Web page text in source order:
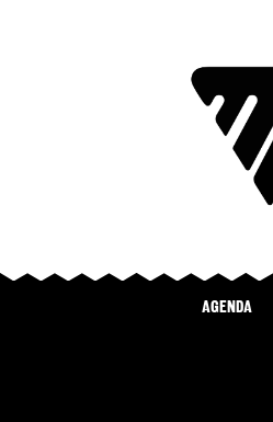
Agenda